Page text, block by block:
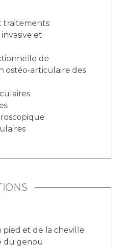
traitements:
et
de
ostéo-articulaire des
et de la cheville
du genou